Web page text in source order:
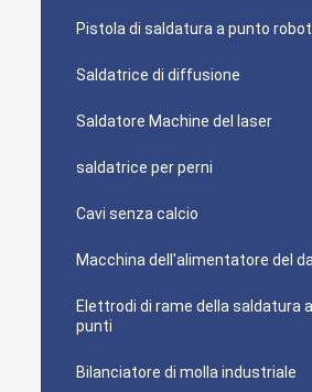
Pistola di saldatura a punto
Saldatrice di diffusione
Saldatore Machine del laser
saldatrice per perni
Cavi senza calcio
Macchina dell'alimentatore del
Elettrodi di rame della saldatura a
punti
Bilanciatore di molla industriale